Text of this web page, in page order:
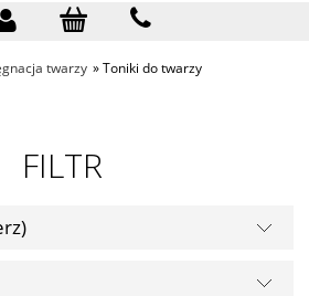
twarzy »Toniki do twarzy
FILTR